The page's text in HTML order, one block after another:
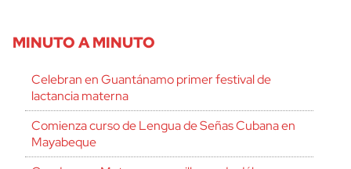
MINUTO A MINUTO
Celebran en Guantánamo primer festival de
lactancia materna
Comienza curso de Lengua de Señas Cubana en
Mayabeque